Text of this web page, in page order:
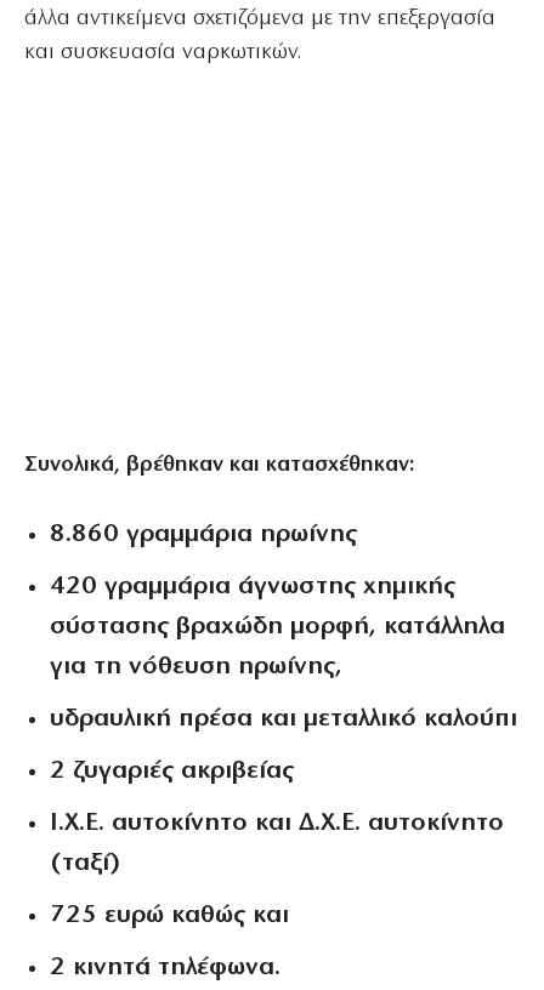
άλλα αντικείμενα σχετιζόμενα με την επεξεργασία
και συσκευασία ναρκωτικών.
Συνολικά, βρέθηκαν και κατασχέθηκαν:
8.860 γραμμάρια ηρωίνης
420 γραμμάρια άγνωστης χημικής
σύστασης βραχώδη μορφή, κατάλληλα
για τη νόθευση ηρωίνης,
υδραυλική πρέσα και μεταλλικό καλούπι
2 ζυγαριές ακριβείας
Ι.Χ.Ε. αυτοκίνητο και Δ.Χ.Ε. αυτοκίνητο
(ταξί)
725 ευρώ καθώς και
2 κινητά τηλέφωνα.